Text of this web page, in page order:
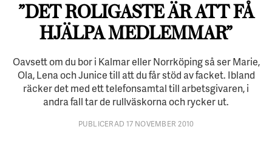
”DET ROLIGASTE ÄR ATT FÅ
HJÄLPA MEDLEMMAR”
Oavsett om du bor i Kalmar eller Norrköping så ser Marie,
Ola, Lena och Junice till att du får stöd av facket. Ibland
räcker det med ett telefonsamtal till arbetsgivaren, i
andra fall tar de rullväskorna och rycker ut.
PUBLICERAD 17 NOVEMBER 2010